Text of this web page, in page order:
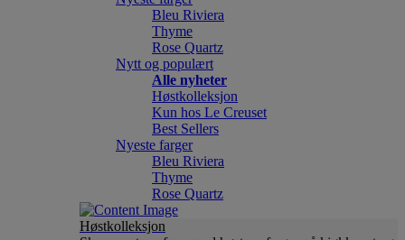
Bleu Riviera
Thyme
Rose Quartz
Nytt og populært
Alle nyheter
Høstkolleksjon
Kun hos Le Creuset
Best Sellers
Nyeste farger
Bleu Riviera
Thyme
Rose Quartz
Høstkolleksjon